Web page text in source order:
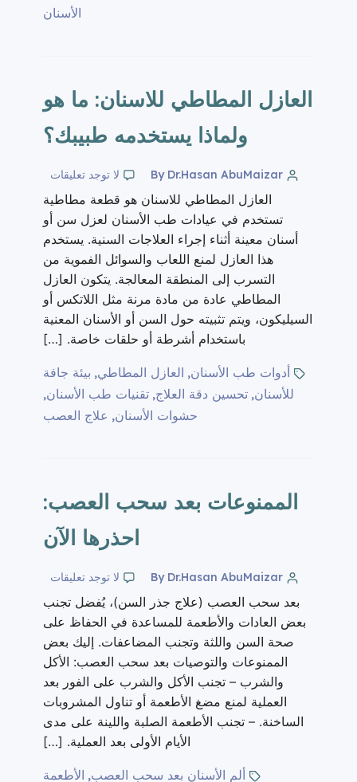
الأسنان
العازل المطاطي للاسنان: ما هو
ولماذا يستخدمه طبيبك؟
By Dr.Hasan AbuMaizar لا توجد تعليقات
العازل المطاطي للاسنان هو قطعة مطاطية
تستخدم في عيادات طب الأسنان لعزل سن أو
أسنان معينة أثناء إجراء العلاجات السنية. يستخدم
هذا العازل لمنع اللعاب والسوائل الفموية من
التسرب إلى المنطقة المعالجة. يتكون العازل
المطاطي عادة من مادة مرنة مثل اللاتكس أو
السيليكون، ويتم تثبيته حول السن أو الأسنان المعنية
باستخدام أشرطة أو حلقات خاصة. […]
أدوات طب الأسنان, العازل المطاطي, بيئة جافة
للأسنان, تحسين دقة العلاج, تقنيات طب الأسنان,
حشوات الأسنان, علاج العصب
الممنوعات بعد سحب العصب:
احذرها الآن
By Dr.Hasan AbuMaizar لا توجد تعليقات
بعد سحب العصب (علاج جذر السن)، يُفضل تجنب
بعض العادات والأطعمة للمساعدة في الحفاظ على
صحة السن واللثة وتجنب المضاعفات. إليك بعض
الممنوعات والتوصيات بعد سحب العصب: الأكل
والشرب – تجنب الأكل والشرب على الفور بعد
العملية لمنع مضغ الأطعمة أو تناول المشروبات
الساخنة. – تجنب الأطعمة الصلبة واللينة على مدى
الأيام الأولى بعد العملية. […]
ألم الأسنان بعد سحب العصب, الأطعمة